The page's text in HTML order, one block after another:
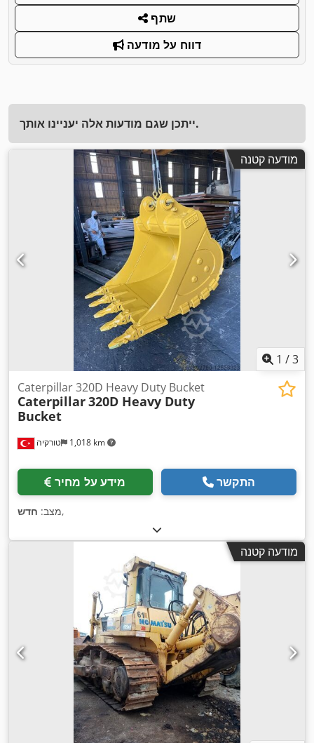
שתף
דווח על מודעה
ייתכן שגם מודעות אלה יעניינו אותך.
מודעה קטנה
1 /3
טורקיה 1,018 km
Caterpillar 320D Heavy Duty Bucket
Caterpillar320D Heavy Duty
Bucket
מידע על מחיר התקשר
מצב: חדש ,
מודעה קטנה